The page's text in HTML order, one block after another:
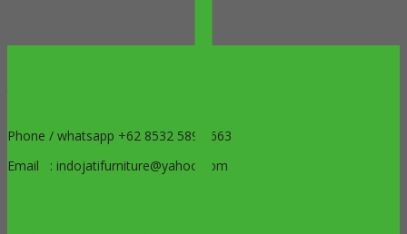
SIDEBAR
Phone / whatsapp +62 8532 5899 663
Email : indojatifurniture@yahoo.com